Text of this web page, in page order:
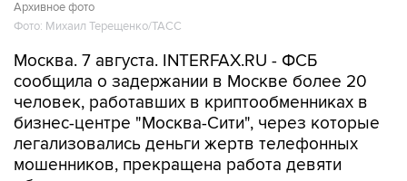
Архивное фото
Фото: Михаил Терещенко/ТАСС
Москва. 7 августа. INTERFAX.RU - ФСБ
сообщила о задержании в Москве более 20
человек, работавших в криптообменниках в
бизнес-центре "Москва-Сити", через которые
легализовались деньги жертв телефонных
мошенников, прекращена работа девяти